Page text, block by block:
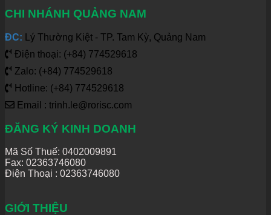
CHI NHÁNH QUẢNG NAM
ĐC: Lý Thường Kiệt - TP. Tam Kỳ, Quảng Nam
Điện thoại: (+84) 774529618
Zalo: (+84) 774529618
Hotline: (+84) 774529618
Email : trinh.le@rorisc.com
ĐĂNG KÝ KINH DOANH
Mã Số Thuế: 0402009891
Fax: 02363746080
Điện Thoại : 02363746080
GIỚI THIỆU